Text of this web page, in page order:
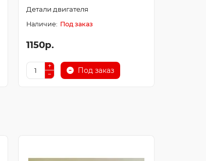
Детали двигателя
Под заказ
1150р.
Под заказ